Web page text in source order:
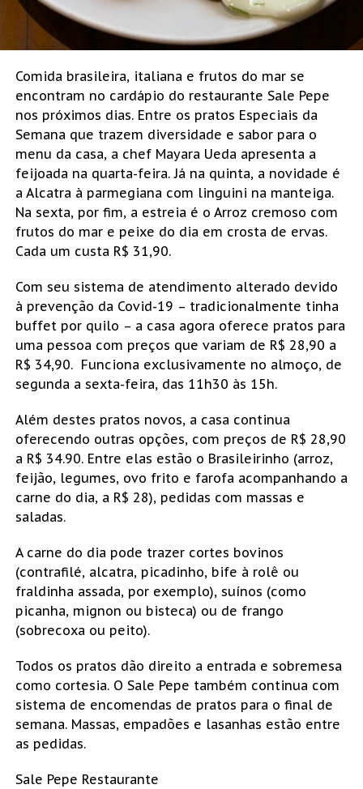
Comida brasileira, italiana e frutos do mar se
encontram no cardápio do restaurante Sale Pepe
nos próximos dias. Entre os pratos Especiais da
Semana que trazem diversidade e sabor para o
menu da casa, a chef Mayara Ueda apresenta a
feijoada na quarta-feira. Já na quinta, a novidade é
a Alcatra à parmegiana com linguini na manteiga.
Na sexta, por fim, a estreia é o Arroz cremoso com
frutos do mar e peixe do dia em crosta de ervas.
Cada um custa R$ 31,90.
Com seu sistema de atendimento alterado devido
à prevenção da Covid-19 – tradicionalmente tinha
buffet por quilo – a casa agora oferece pratos para
uma pessoa com preços que variam de R$ 28,90 a
R$ 34,90. Funciona exclusivamente no almoço, de
segunda a sexta-feira, das 11h30 às 15h.
Além destes pratos novos, a casa continua
oferecendo outras opções, com preços de R$ 28,90
a R$ 34.90. Entre elas estão o Brasileirinho (arroz,
feijão, legumes, ovo frito e farofa acompanhando a
carne do dia, a R$ 28), pedidas com massas e
saladas.
A carne do dia pode trazer cortes bovinos
(contrafilé, alcatra, picadinho, bife à rolê ou
fraldinha assada, por exemplo), suínos (como
picanha, mignon ou bisteca) ou de frango
(sobrecoxa ou peito).
Todos os pratos dão direito a entrada e sobremesa
como cortesia. O Sale Pepe também continua com
sistema de encomendas de pratos para o final de
semana. Massas, empadões e lasanhas estão entre
as pedidas.
Sale Pepe Restaurante